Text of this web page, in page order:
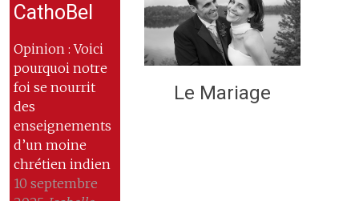
CathoBel
Opinion : Voici
pourquoi notre
foi se nourrit
des
enseignements
d’un moine
chrétien indien
10 septembre
Le Mariage